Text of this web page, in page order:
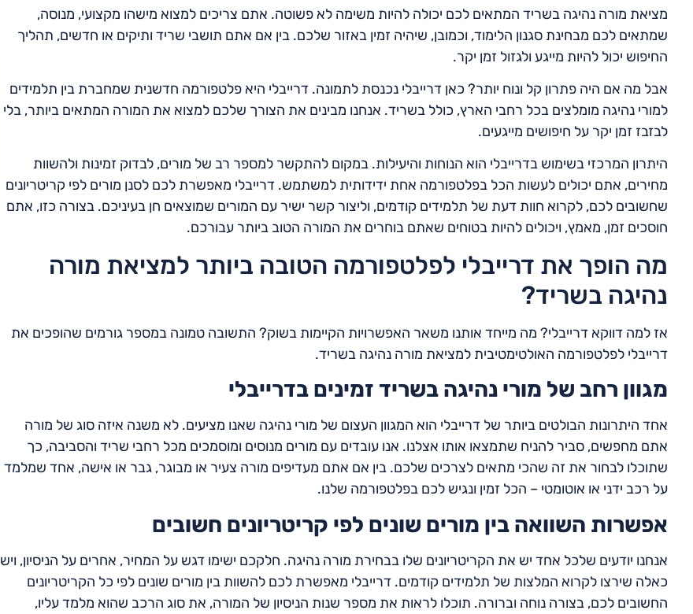
מציאת מורה נהיגה בשריד המתאים לכם יכולה להיות משימה לא פשוטה. אתם צריכים למצוא מישהו מקצועי, מנוסה,
שמתאים לכם מבחינת סגנון הלימוד, וכמובן, שיהיה זמין באזור שלכם. בין אם אתם תושבי שריד ותיקים או חדשים, תהליך
החיפוש יכול להיות מייגע ולגזול זמן יקר.
אבל מה אם היה פתרון קל ונוח יותר? כאן דרייבלי נכנסת לתמונה. דרייבלי היא פלטפורמה חדשנית שמחברת בין תלמידים
למורי נהיגה מומלצים בכל רחבי הארץ, כולל בשריד. אנחנו מבינים את הצורך שלכם למצוא את המורה המתאים ביותר, בלי
לבזבז זמן יקר על חיפושים מייגעים.
היתרון המרכזי בשימוש בדרייבלי הוא הנוחות והיעילות. במקום להתקשר למספר רב של מורים, לבדוק זמינות ולהשוות
מחירים, אתם יכולים לעשות הכל בפלטפורמה אחת ידידותית למשתמש. דרייבלי מאפשרת לכם לסנן מורים לפי קריטריונים
שחשובים לכם, לקרוא חוות דעת של תלמידים קודמים, וליצור קשר ישיר עם המורים שמוצאים חן בעיניכם. בצורה כזו, אתם
חוסכים זמן, מאמץ, ויכולים להיות בטוחים שאתם בוחרים את המורה הטוב ביותר עבורכם.
מה הופך את דרייבלי לפלטפורמה הטובה ביותר למציאת מורה
נהיגה בשריד?
אז למה דווקא דרייבלי? מה מייחד אותנו משאר האפשרויות הקיימות בשוק? התשובה טמונה במספר גורמים שהופכים את
דרייבלי לפלטפורמה האולטימטיבית למציאת מורה נהיגה בשריד.
מגוון רחב של מורי נהיגה בשריד זמינים בדרייבלי
אחד היתרונות הבולטים ביותר של דרייבלי הוא המגוון העצום של מורי נהיגה שאנו מציעים. לא משנה איזה סוג של מורה
אתם מחפשים, סביר להניח שתמצאו אותו אצלנו. אנו עובדים עם מורים מנוסים ומוסמכים מכל רחבי שריד והסביבה, כך
שתוכלו לבחור את זה שהכי מתאים לצרכים שלכם. בין אם אתם מעדיפים מורה צעיר או מבוגר, גבר או אישה, אחד שמלמד
על רכב ידני או אוטומטי – הכל זמין ונגיש לכם בפלטפורמה שלנו.
אפשרות השוואה בין מורים שונים לפי קריטריונים חשובים
אנחנו יודעים שלכל אחד יש את הקריטריונים שלו בבחירת מורה נהיגה. חלקכם ישימו דגש על המחיר, אחרים על הניסיון, ויש
כאלה שירצו לקרוא המלצות של תלמידים קודמים. דרייבלי מאפשרת לכם להשוות בין מורים שונים לפי כל הקריטריונים
החשובים לכם, בצורה נוחה וברורה. תוכלו לראות את מספר שנות הניסיון של המורה, את סוג הרכב שהוא מלמד עליו,